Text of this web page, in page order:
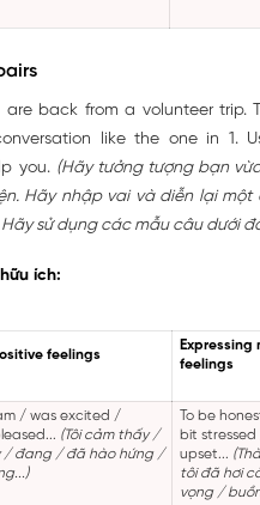
are back from a volunteer trip.
like the one in 1.
you. (Hãy tưởng tượng bạn
Hãy nhập vai và diễn lại một
Hãy sử dụng các mẫu câu dưới
ích:
feelings
feelings
/ was excited /
(Tôi cảm thấy /
/ đang / đã hào hứng /
To be
bit
upset...
tôi đã hơi
vọng /